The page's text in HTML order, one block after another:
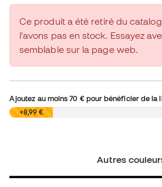
Ce produit a été retiré du
l'avons pas en stock. Essayez
semblable sur la page web.
Ajoutez au moins70 €pour bénéficier de la
0,00 €+8,99 €
Autres